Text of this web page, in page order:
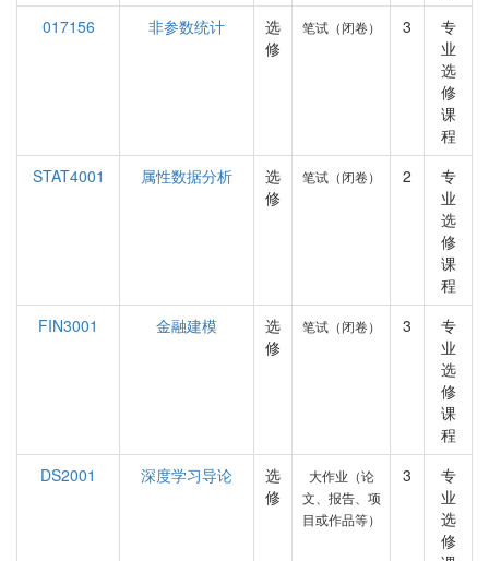
017156
非参数统计
选
修
笔试（闭卷） 3
专
业
选
修
课
程
STAT4001
属性数据分析
选
修
笔试（闭卷） 2
专
业
选
修
课
程
FIN3001
金融建模
选
修
笔试（闭卷） 3
专
业
选
修
课
程
DS2001
深度学习导论
选
修
大作业（论
文、报告、项
目或作品等）
3
专
业
选
修